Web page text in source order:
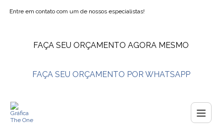
Entre em contato com um de nossos especialistas!
FAÇA SEU ORÇAMENTO AGORA MESMO
FAÇA SEU ORÇAMENTO POR WHATSAPP